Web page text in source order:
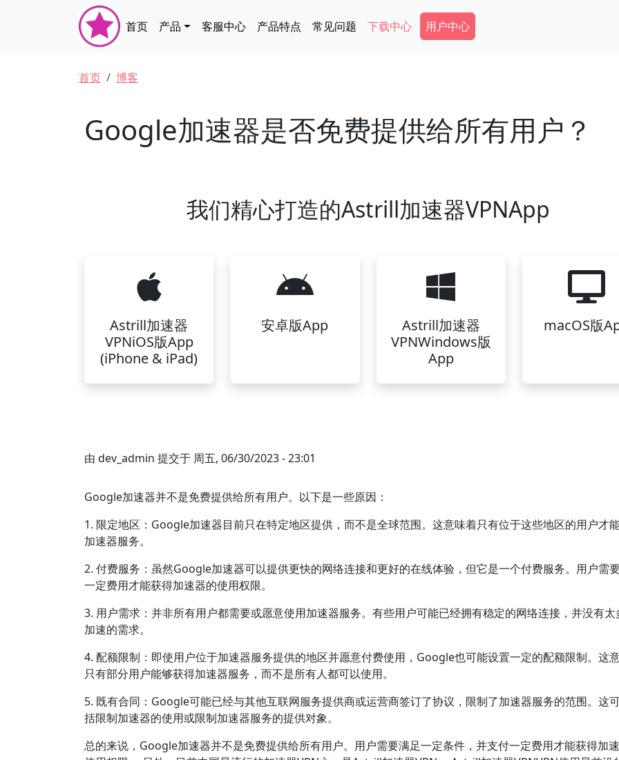
Main navigation
首页 产品 客服中心 产品特点 常见问题 下载中心 Secondary Menu
用户中心
面包屑
首页 博客
Google加速器是否免费提供给所有用户？
我们精心打造的Astrill加速器VPNApp
Astrill加速器
VPNiOS版App
(iPhone & iPad)
安卓版App
Astrill加速器
VPNWindows版
App
macOS版
由 dev_admin 提交于 周五, 06/30/2023 - 23:01
Google加速器并不是免费提供给所有用户。以下是一些原因：
1. 限定地区：Google加速器目前只在特定地区提供，而不是全球范围。这意味着只有位于这些地区的用户才
加速器服务。
2. 付费服务：虽然Google加速器可以提供更快的网络连接和更好的在线体验，但它是一个付费服务。用户需
一定费用才能获得加速器的使用权限。
3. 用户需求：并非所有用户都需要或愿意使用加速器服务。有些用户可能已经拥有稳定的网络连接，并没有太
加速的需求。
4. 配额限制：即使用户位于加速器服务提供的地区并愿意付费使用，Google也可能设置一定的配额限制。这
只有部分用户能够获得加速器服务，而不是所有人都可以使用。
5. 既有合同：Google可能已经与其他互联网服务提供商或运营商签订了协议，限制了加速器服务的范围。这
括限制加速器的使用或限制加速器服务的提供对象。
总的来说，Google加速器并不是免费提供给所有用户。用户需要满足一定条件，并支付一定费用才能获得加